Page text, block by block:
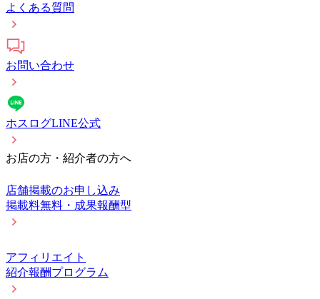
よくある質問
お問い合わせ
ホスログLINE公式
お店の方・紹介者の方へ
店舗掲載のお申し込み
掲載料無料・成果報酬型
アフィリエイト
紹介報酬プログラム